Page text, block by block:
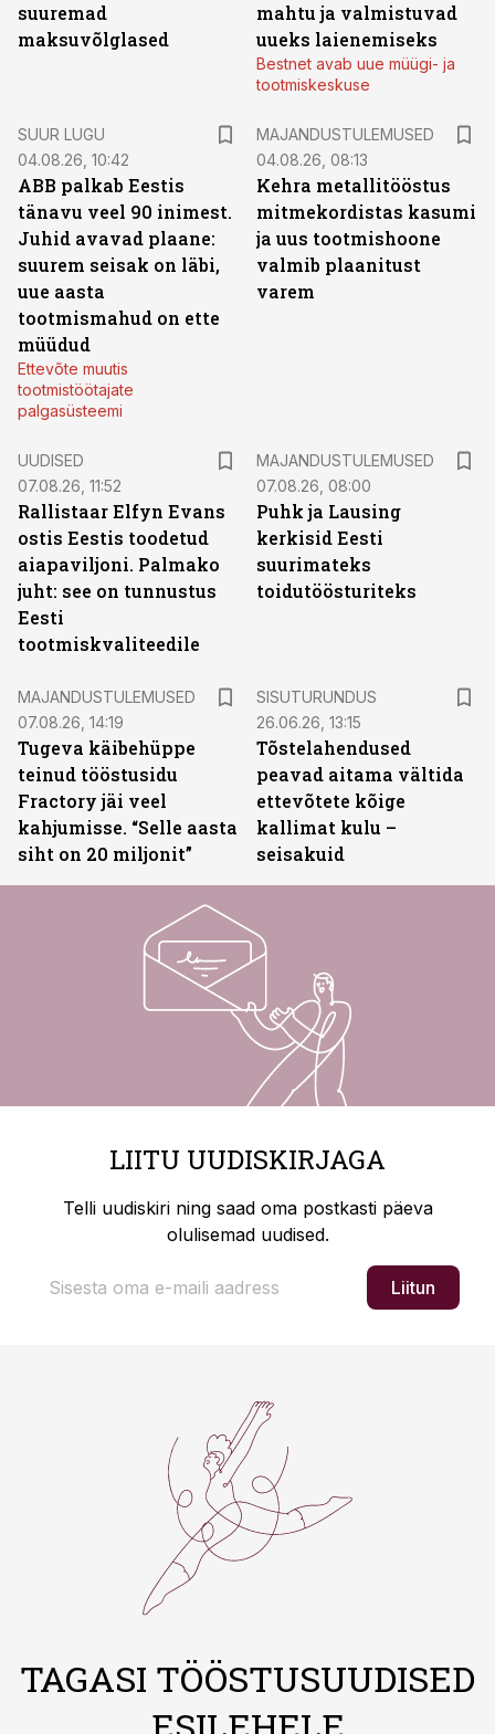
suuremad
maksuvõlglased
mahtu ja valmistuvad
uueks laienemiseks
Bestnet avab uue müügi- ja
tootmiskeskuse
SUUR LUGU
04.08.26, 10:42
ABB palkab Eestis
tänavu veel 90 inimest.
Juhid avavad plaane:
suurem seisak on läbi,
uue aasta
tootmismahud on ette
müüdud
Ettevõte muutis
tootmistöötajate
palgasüsteemi
MAJANDUSTULEMUSED
04.08.26, 08:13
Kehra metallitööstus
mitmekordistas kasumi
ja uus tootmishoone
valmib plaanitust
varem
UUDISED
07.08.26, 11:52
Rallistaar Elfyn Evans
ostis Eestis toodetud
aiapaviljoni. Palmako
juht: see on tunnustus
Eesti
tootmiskvaliteedile
MAJANDUSTULEMUSED
07.08.26, 08:00
Puhk ja Lausing
kerkisid Eesti
suurimateks
toidutöösturiteks
MAJANDUSTULEMUSED
07.08.26, 14:19
Tugeva käibehüppe
teinud tööstusidu
Fractory jäi veel
kahjumisse. “Selle aasta
siht on 20 miljonit”
SISUTURUNDUS
26.06.26, 13:15
Tõstelahendused
peavad aitama vältida
ettevõtete kõige
kallimat kulu –
seisakuid
LIITU UUDISKIRJAGA
Telli uudiskiri ning saad oma postkasti päeva
olulisemad uudised.
Liitun
TAGASI TÖÖSTUSUUDISED